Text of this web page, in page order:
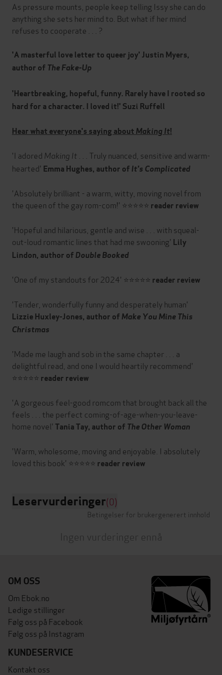
As pressure mounts, people keep telling Issy she can do
anything she sets her mind to. But what if her mind
refuses to cooperate . . . ?
'A masterful love letter to queer joy' Justin Myers,
author of The Fake-Up
'Heartbreaking, hopeful, funny. Rarely have I rooted so
hard for a character. I loved it!' Suzi Ruffell
Hear what everyone's saying about Making It!
'I adored Making It . . . Truly nuanced, sensitive and warm-
hearted' Emma Hughes, author of It's Complicated
'Absolutely brilliant - a warm, witty, moving novel from
the queen of the gay rom-com!' ⭐⭐⭐⭐⭐ reader review
'Hopeful and hilarious, gentle and wise . . . with squeal-
out-loud romantic lines that had me swooning' Lily
Lindon, author of Double Booked
'One of my standouts for 2024' ⭐⭐⭐⭐⭐ reader review
'Tender, wonderfully funny and desperately human'
Lizzie Huxley-Jones, author of Make You Mine This
Christmas
'Made me laugh and sob in the same chapter . . . a
delightful read, and one I would heartily recommend'
⭐⭐⭐⭐⭐ reader review
'A gorgeous feel-good romcom that brought back all the
feels . . . the perfect coming-of-age-when-you-leave-
home novel' Tania Tay, author of The Other Woman
'Warm, wholesome, moving and enjoyable. I absolutely
loved this book' ⭐⭐⭐⭐⭐ reader review
Leservurderinger(0)
Betingelser for brukergenerert innhold
Ingen vurderinger ennå
OM OSS
Om Ebok.no
Ledige stillinger
Følg oss på Facebook
Følg oss på Instagram
KUNDESERVICE
Kontakt oss